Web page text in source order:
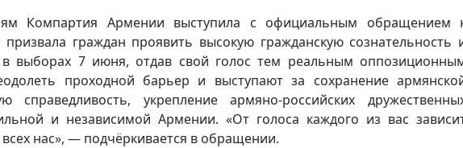
Компартия Армении выступила с официальным обращением
граждан проявить высокую гражданскую сознательность
в выборах 7 июня, отдав свой голос тем реальным
проходной барьер и выступают за сохранение
справедливость, укрепление армяно-российских
и независимой Армении. «От голоса каждого из вас
нас», — подчёркивается в обращении.